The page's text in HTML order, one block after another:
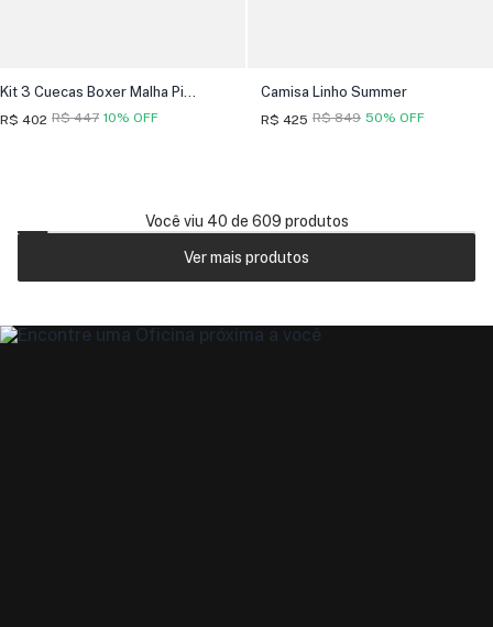
R$ 402 10% OFF
R$ 447
Camisa Linho Summer
R$ 425 50% OFF
R$ 849
Você viu 40 de 609 produtos
Ver mais produtos